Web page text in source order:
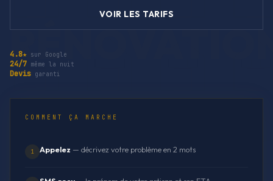
VOIR LES TARIFS
4.8★ sur Google
24/7 même la nuit
Devis garanti
COMMENT ÇA MARCHE
1 Appelez — décrivez votre problème en 2 mots